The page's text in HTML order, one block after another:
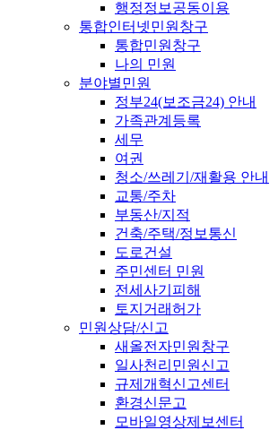
행정정보공동이용
통합인터넷민원창구
통합민원창구
나의 민원
분야별민원
정부24(보조금24) 안내
가족관계등록
세무
여권
청소/쓰레기/재활용 안내
교통/주차
부동산/지적
건축/주택/정보통신
도로건설
주민센터 민원
전세사기피해
토지거래허가
민원상담/신고
새올전자민원창구
일사천리민원신고
규제개혁신고센터
환경신문고
모바일영상제보센터